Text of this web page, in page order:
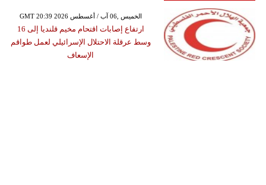
GMT 20:39 2026 الخميس ,06 آب / أغسطس
ارتفاع إصابات اقتحام مخيم قلنديا إلى 16
وسط عرقلة الاحتلال الإسرائيلي لعمل طواقم
الإسعاف